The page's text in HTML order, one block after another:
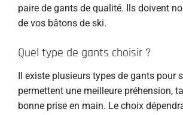
paire de gants de qualité. Ils doivent
de vos bâtons de ski.
Quel type de gants choisir ?
Il existe plusieurs types de gants pour
permettent une meilleure préhension,
bonne prise en main. Le choix